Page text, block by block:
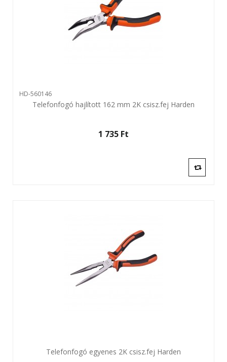
HD-560146
Telefonfogó hajlított 162 mm 2K csisz.fej Harden
1 735 Ft‎
Telefonfogó egyenes 2K csisz.fej Harden